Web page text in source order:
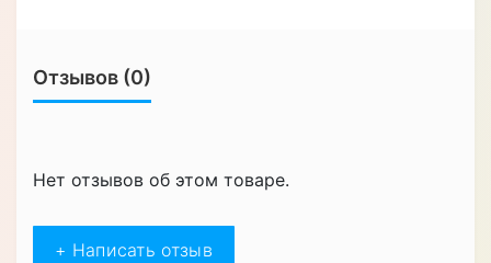
Отзывов (0)
Нет отзывов об этом товаре.
+ Написать отзыв